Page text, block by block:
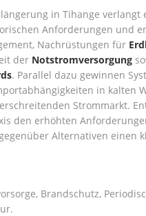
in Tihange verlangt
Anforderungen und
Nachrüstungen für
der Notstromversorgung
. Parallel dazu gewinnen
in kalten
Strommarkt.
den erhöhten
Alternativen einen
Brandschutz,